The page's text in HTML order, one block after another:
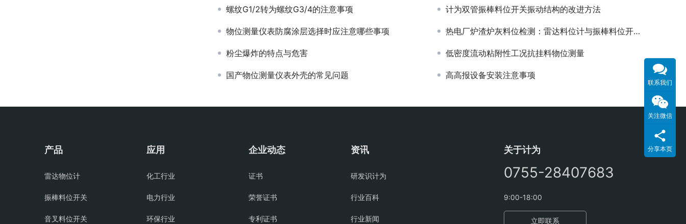
螺纹G1/2转为螺纹G3/4的注意事项 计为双管振棒料位开关振动结构的改进方法
物位测量仪表防腐涂层选择时应注意哪些事项 热电厂炉渣炉灰料位检测：雷达料位计与振棒料位开关如何组合选型
粉尘爆炸的特点与危害 低密度流动粘附性工况抗挂料物位测量
国产物位测量仪表外壳的常见问题 高高报设备安装注意事项
产品
雷达物位计
振棒料位开关
音叉料位开关
应用
化工行业
电力行业
环保行业
企业动态
证书
荣誉证书
专利证书
资讯
研发识计为
行业百科
行业新闻
关于计为
0755-28407683
9:00-18:00
立即联系
联系我们
关注微信
分享本页